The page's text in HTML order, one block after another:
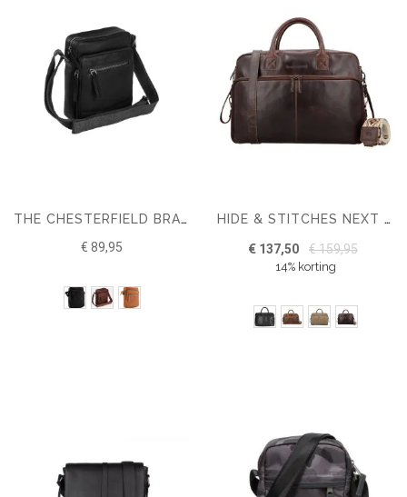
THE CHESTERFIELD BRAND SHOULDERBAG BIRMINGHAM
€ 89,95
HIDE & STITCHES NEXT NAVAJO LUIERTAS
€ 137,50 € 159,95
14% korting